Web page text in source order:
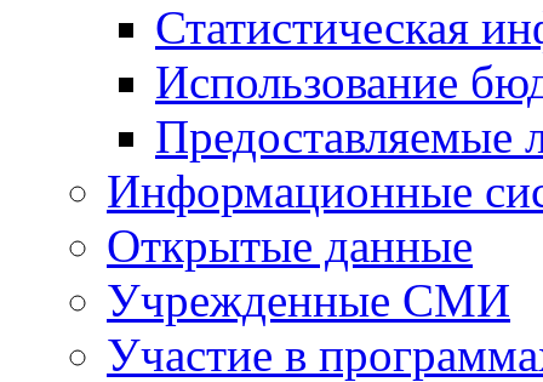
Статистическая
Использование
Предоставляемые
Информационные
Открытые данные
Учрежденные СМИ
Участие в